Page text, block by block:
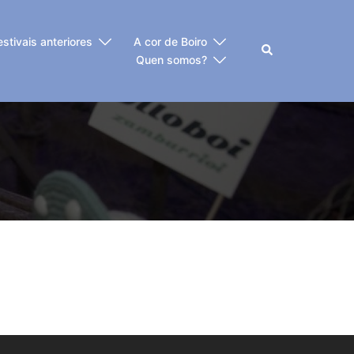
anteriores
A cor de Boiro
Quen somos?
Buscar